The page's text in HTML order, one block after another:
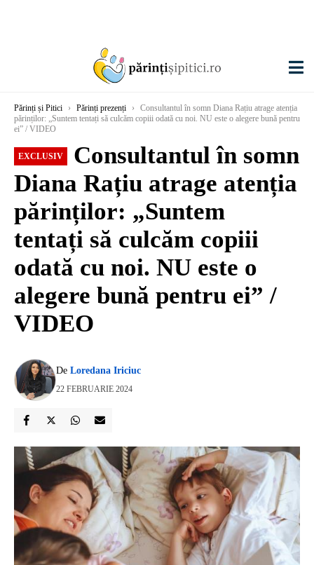
Părinți și Pitici › Părinți prezenți ›
Consultantul în somn Diana Rațiu atrage atenția
părinților: „Suntem tentați să culcăm copiii odată cu noi. NU este o alegere bună pentru
ei” / VIDEO
EXCLUSIV
Consultantul în somn
Diana Rațiu atrage atenția
părinților: „Suntem
tentați să culcăm copiii
odată cu noi. NU este o
alegere bună pentru ei” /
VIDEO
De Loredana Iriciuc
22 FEBRUARIE 2024